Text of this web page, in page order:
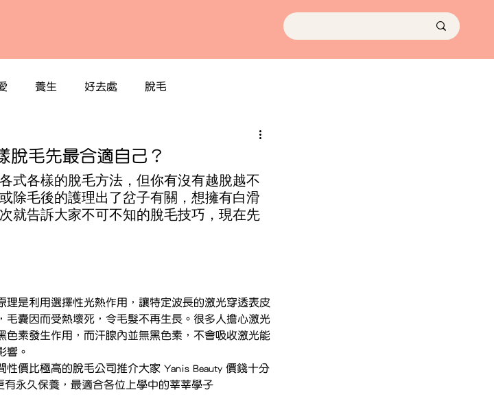
養生 好去處 脫毛
脫毛先最合適自己？
式各樣的脫毛方法，但你有沒有越脫越不
除毛後的護理出了岔子有關，想擁有白滑
就告訴大家不可不知的脫毛技巧，現在先
是利用選擇性光熱作用，讓特定波長的激光穿透表皮
囊因而受熱壞死，令毛髮不再生長。很多人擔心激光
素發生作用，而汗腺內並無黑色素，不會吸收激光能
響。
價比極高的脫毛公司推介大家 Yanis Beauty 價錢十分
永久保養，最適合各位上學中的莘莘學子